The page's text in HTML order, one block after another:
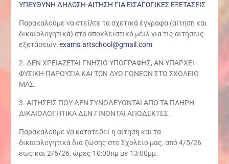
ΥΠΕΥΘΥΝΗ ΔΗΛΩΣΗ-ΑΙΤΗΣΗ ΓΙΑ ΕΙΣΑΓΩΓΙΚΕΣ ΕΞΕΤΑΣΕΙΣ
Παρακαλούμε να στείλτε τα σχετικά έγγραφα (αίτηση και
δικαιολογητικά) στο αποκλειστικό μέιλ για τις αιτήσεις
εξετάσεων:exams.artschool@gmail.com
2. ΔΕΝ ΧΡΕΙΑΖΕΤΑΙ ΓΝΗΣΙΟ ΥΠΟΓΡΑΦΗΣ, ΑΝ ΥΠΑΡΧΕΙ
ΦΥΣΙΚΗ ΠΑΡΟΥΣΙΑ ΚΑΙ ΤΩΝ ΔΥΟ ΓΟΝΕΩΝ ΣΤΟ ΣΧΟΛΕΙΟ
ΜΑΣ.
3. ΑΙΤΗΣΕΙΣ ΠΟΥ ΔΕΝ ΣΥΝΟΔΕΥΟΝΤΑΙ ΑΠΟ ΤΑ ΠΛΗΡΗ
ΔΙΚΑΙΟΛΟΓΗΤΙΚΑ ΔΕΝ ΓΙΝΟΝΤΑΙ ΑΠΟΔΕΚΤΕΣ.
Παρακαλούμε να κατατεθεί η αίτηση και τα
δικαιολογητικά δια ζώσης στο Σχολείο μας, από 4/5/26
έως και 2/6/26, ώρες 10:00πμ με 13:00μμ.